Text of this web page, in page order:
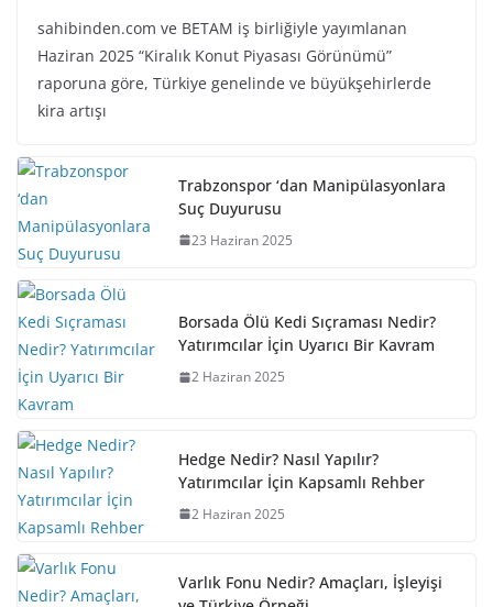
sahibinden.com ve BETAM iş birliğiyle yayımlanan
Haziran 2025 “Kiralık Konut Piyasası Görünümü”
raporuna göre, Türkiye genelinde ve büyükşehirlerde
kira artışı
Trabzonspor ‘dan Manipülasyonlara
Suç Duyurusu
23 Haziran 2025
Borsada Ölü Kedi Sıçraması Nedir?
Yatırımcılar İçin Uyarıcı Bir Kavram
2 Haziran 2025
Hedge Nedir? Nasıl Yapılır?
Yatırımcılar İçin Kapsamlı Rehber
2 Haziran 2025
Varlık Fonu Nedir? Amaçları, İşleyişi